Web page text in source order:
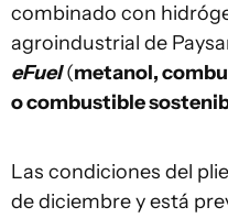
combinado con
agroindustrial de
eFuel(metanol,
o combustible
Las condiciones del
de diciembre y está